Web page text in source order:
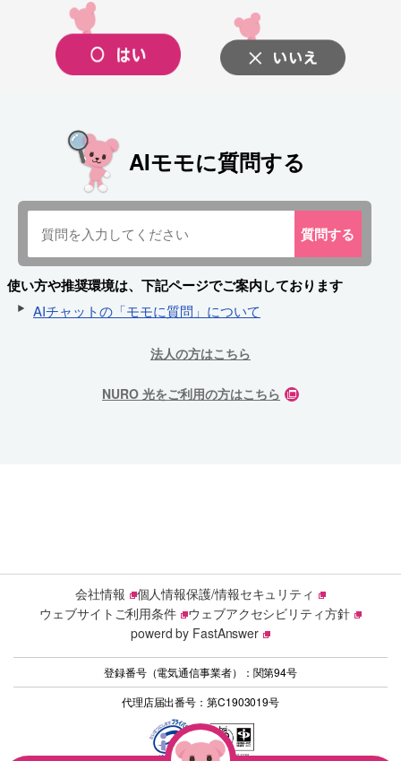
AIモモに質問する
質問する
使い方や推奨環境は、下記ページでご案内しております
AIチャットの「モモに質問」について
法人の方はこちら
NURO 光をご利用の方はこちら
会社情報
個人情報保護/情報セキュリティ
ウェブサイトご利用条件
ウェブアクセシビリティ方針
powerd by FastAnswer
登録番号（電気通信事業者）：関第94号
代理店届出番号：第C1903019号